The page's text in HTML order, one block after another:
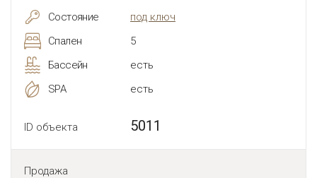
Состояние
под ключ
Спален
5
Бассейн
есть
SPA
есть
ID объекта 5011
Продажа